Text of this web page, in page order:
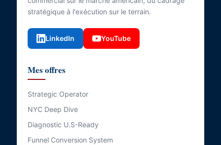
stratégique à l'exécution sur le terrain.
LinkedIn YouTube
Mes offres
Strategic Operator
NYC Deep Dive
Diagnostic U.S-Ready
Funnel Conversion System